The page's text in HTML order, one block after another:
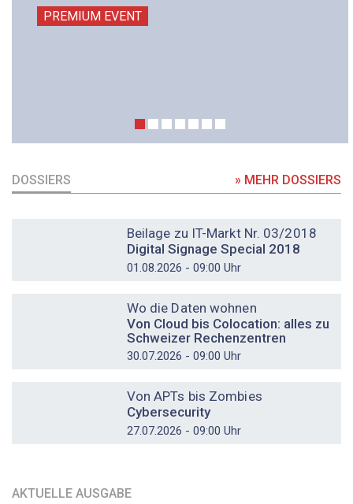
PREMIUM EVENT
DOSSIERS » MEHR DOSSIERS
Beilage zu IT-Markt Nr. 03/2018
Digital Signage Special 2018
01.08.2026 - 09:00 Uhr
Wo die Daten wohnen
Von Cloud bis Colocation: alles zu
Schweizer Rechenzentren
30.07.2026 - 09:00 Uhr
Von APTs bis Zombies
Cybersecurity
27.07.2026 - 09:00 Uhr
AKTUELLE AUSGABE